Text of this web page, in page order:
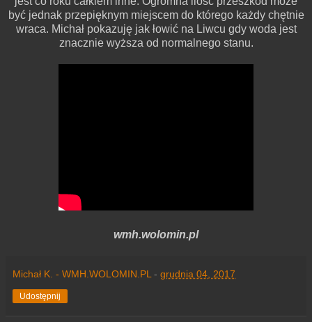
być jednak przepięknym miejscem do którego każdy chętnie
wraca. Michał pokazuję jak łowić na Liwcu gdy woda jest
znacznie wyższa od normalnego stanu.
wmh.wolomin.pl
Michał K. - WMH.WOLOMIN.PL - grudnia 04, 2017
Udostępnij